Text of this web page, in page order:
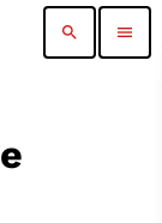
search menu